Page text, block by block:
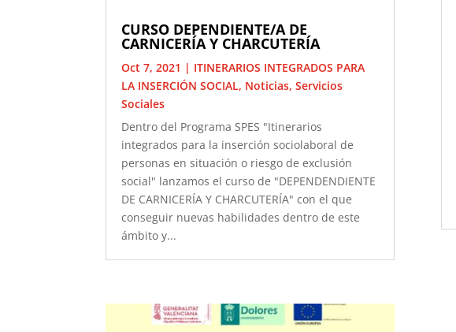
CURSO DEPENDIENTE/A DE
CARNICERÍA Y CHARCUTERÍA
Oct 7, 2021 | ITINERARIOS INTEGRADOS PARA
LA INSERCIÓN SOCIAL, Noticias,Servicios
Sociales
Dentro del Programa SPES "Itinerarios
integrados para la inserción sociolaboral de
personas en situación o riesgo de exclusión
social" lanzamos el curso de "DEPENDENDIENTE
DE CARNICERÍA Y CHARCUTERÍA" con el que
conseguir nuevas habilidades dentro de este
ámbito y...